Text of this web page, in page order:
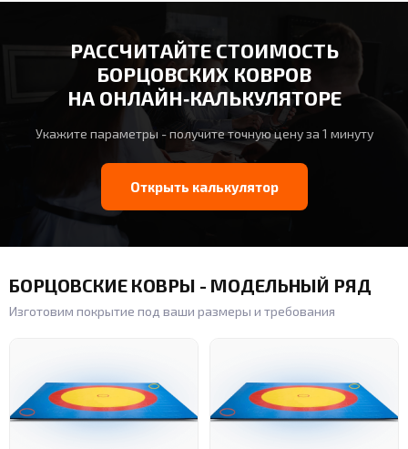
РАССЧИТАЙТЕ СТОИМОСТЬ
БОРЦОВСКИХ КОВРОВ
НА ОНЛАЙН‑КАЛЬКУЛЯТОРЕ
Укажите параметры - получите точную цену за 1 минуту
Открыть калькулятор
БОРЦОВСКИЕ КОВРЫ - МОДЕЛЬНЫЙ РЯД
Изготовим покрытие под ваши размеры и требования